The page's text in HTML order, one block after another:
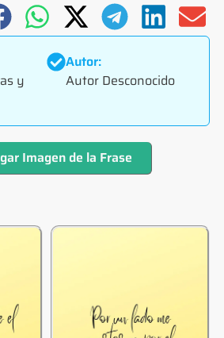
y
Autor:
Autor Desconocido
Imagen de la Frase